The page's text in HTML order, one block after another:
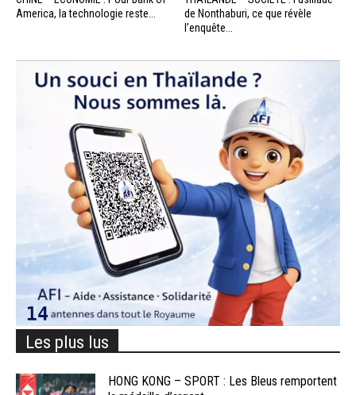
America, la technologie reste...
de Nonthaburi, ce que révèle
l’enquête...
Les plus lus
HONG KONG – SPORT : Les Bleus remportent